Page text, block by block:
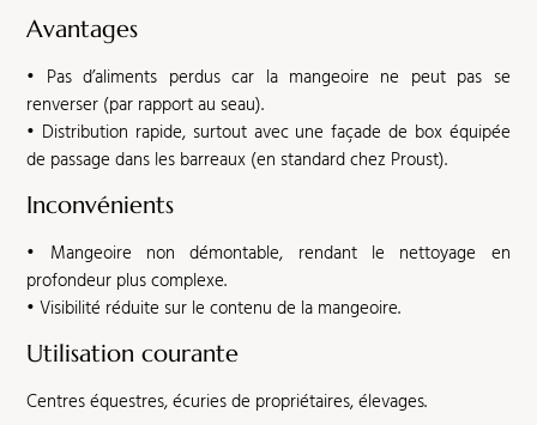
Avantages
• Pas d’aliments perdus car la mangeoire ne peut pas se
renverser (par rapport au seau).
• Distribution rapide, surtout avec une façade de box équipée
de passage dans les barreaux (en standard chez Proust).
Inconvénients
• Mangeoire non démontable, rendant le nettoyage en
profondeur plus complexe.
• Visibilité réduite sur le contenu de la mangeoire.
Utilisation courante
Centres équestres, écuries de propriétaires, élevages.